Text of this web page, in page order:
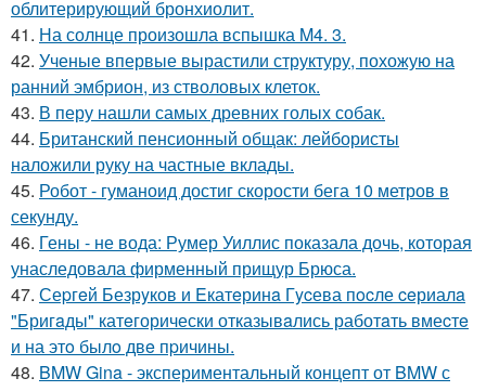
облитерирующий бронхиолит.
41. На солнце произошла вспышка M4. 3.
42. Ученые впервые вырастили структуру, похожую на
ранний эмбрион, из стволовых клеток.
43. В перу нашли самых древних голых собак.
44. Британский пенсионный общак: лейбористы
наложили руку на частные вклады.
45. Робот - гуманоид достиг скорости бега 10 метров в
секунду.
46. Гены - не вода: Румер Уиллис показала дочь, которая
унаследовала фирменный прищур Брюса.
47. Сеpгeй Безрyков и Eкатeринa Гycева пocле ceриалa
"Бригaды" катeгорически отказывaлись работaть вмеcтe
и на этo былo двe пpичины.
48. BMW Gina - экспериментальный концепт от BMW с